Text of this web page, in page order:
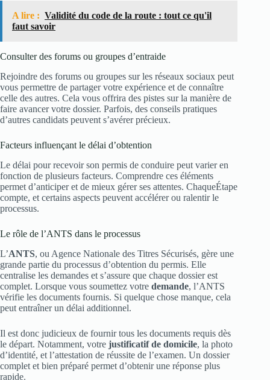
A lire : Validité du code de la route : tout ce qu'il
faut savoir
Consulter des forums ou groupes d’entraide
Rejoindre des forums ou groupes sur les réseaux sociaux peut
vous permettre de partager votre expérience et de connaître
celle des autres. Cela vous offrira des pistes sur la manière de
faire avancer votre dossier. Parfois, des conseils pratiques
d’autres candidats peuvent s’avérer précieux.
Facteurs influençant le délai d’obtention
Le délai pour recevoir son permis de conduire peut varier en
fonction de plusieurs facteurs. Comprendre ces éléments
permet d’anticiper et de mieux gérer ses attentes. ChaqueÉtape
compte, et certains aspects peuvent accélérer ou ralentir le
processus.
Le rôle de l’ANTS dans le processus
L’ANTS, ou Agence Nationale des Titres Sécurisés, gère une
grande partie du processus d’obtention du permis. Elle
centralise les demandes et s’assure que chaque dossier est
complet. Lorsque vous soumettez votre demande, l’ANTS
vérifie les documents fournis. Si quelque chose manque, cela
peut entraîner un délai additionnel.
Il est donc judicieux de fournir tous les documents requis dès
le départ. Notamment, votre justificatif de domicile, la photo
d’identité, et l’attestation de réussite de l’examen. Un dossier
complet et bien préparé permet d’obtenir une réponse plus
rapide.